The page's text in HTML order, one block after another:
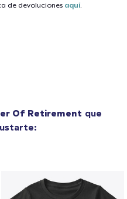
de devoluciones aquí.
Of Retirement que